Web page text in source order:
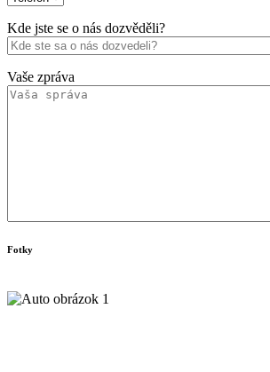
Kde jste se o nás dozvěděli?
Vaše zpráva
Fotky